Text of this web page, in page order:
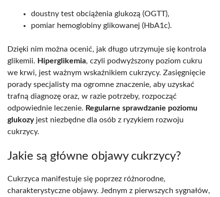
doustny test obciążenia glukozą (OGTT),
pomiar hemoglobiny glikowanej (HbA1c).
Dzięki nim można ocenić, jak długo utrzymuje się kontrola
glikemii. Hiperglikemia, czyli podwyższony poziom cukru
we krwi, jest ważnym wskaźnikiem cukrzycy. Zasięgnięcie
porady specjalisty ma ogromne znaczenie, aby uzyskać
trafną diagnozę oraz, w razie potrzeby, rozpocząć
odpowiednie leczenie. Regularne sprawdzanie poziomu
glukozyjest niezbędne dla osób z ryzykiem rozwoju
cukrzycy.
Jakie są główne objawy cukrzycy?
Cukrzyca manifestuje się poprzez różnorodne,
charakterystyczne objawy. Jednym z pierwszych sygnałów,